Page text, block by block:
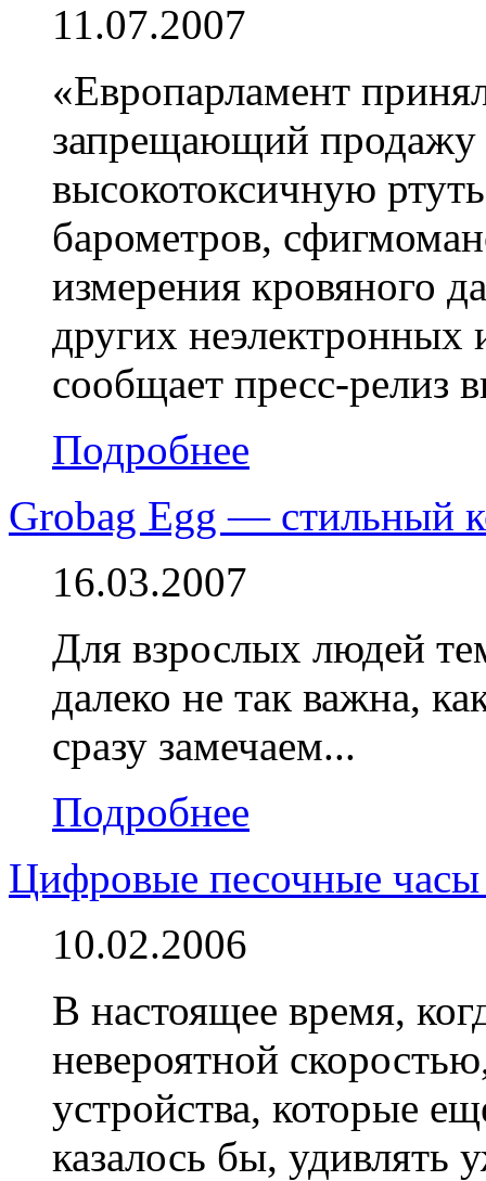
11.07.2007
«Европарламент
запрещающий
высокотоксичную
барометров,
измерения кровяного
других
сообщает пресс-релиз
Подробнее
Grobag Egg — стильный
16.03.2007
Для взрослых людей
далеко не так важна,
сразу замечаем...
Подробнее
Цифровые песочные
10.02.2006
В настоящее время,
невероятной
устройства, которые
казалось бы, удивлять